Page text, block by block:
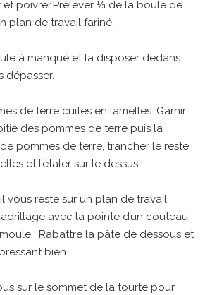
et poivrer.Prélever ⅓ de la boule de
plan de travail fariné.
à manqué et la disposer dedans
dépasser.
de terre cuites en lamelles. Garnir
des pommes de terre puis la
pommes de terre, trancher le reste
et l’étaler sur le dessus.
vous reste sur un plan de travail
avec la pointe d’un couteau
Rabattre la pâte de dessous et
bien.
sur le sommet de la tourte pour